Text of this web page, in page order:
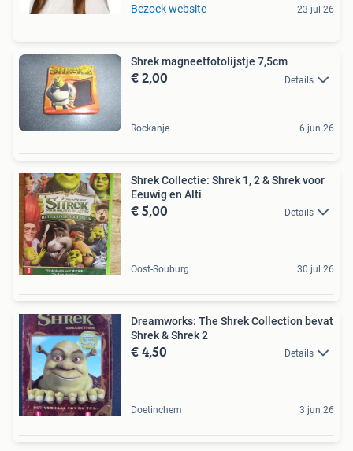
Bezoek website 23 jul 26
Shrek magneetfotolijstje 7,5cm
€ 2,00 Details
Rockanje 6 jun 26
Shrek Collectie: Shrek 1, 2 & Shrek voor
Eeuwig en Alti
€ 5,00 Details
Oost-Souburg 30 jul 26
Dreamworks: The Shrek Collection bevat
Shrek & Shrek 2
€ 4,50 Details
Doetinchem 3 jun 26